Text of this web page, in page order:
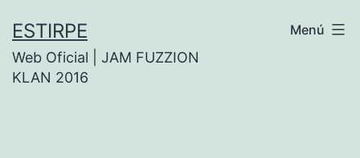
contenido
ESTIRPE
Web Oficial | JAM FUZZION
KLAN 2016
Menú